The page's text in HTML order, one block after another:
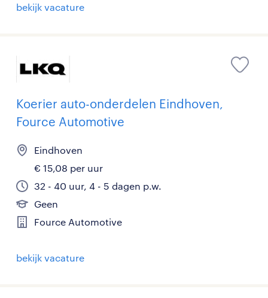
bekijk vacature
Koerier auto-onderdelen Eindhoven,
Fource Automotive
Eindhoven
€ 15,08 per uur
32 - 40 uur, 4 - 5 dagen p.w.
Geen
Fource Automotive
bekijk vacature